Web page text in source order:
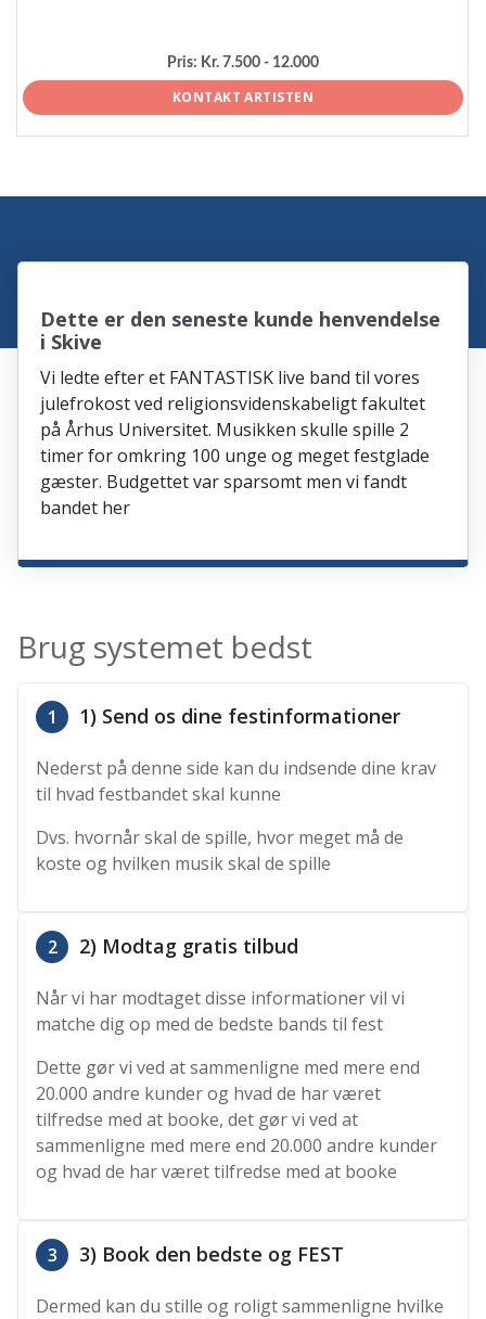
Pris: Kr. 7.500 - 12.000
KONTAKT ARTISTEN
Dette er den seneste kunde henvendelse
i Skive
Vi ledte efter et FANTASTISK live band til vores
julefrokost ved religionsvidenskabeligt fakultet
på Århus Universitet. Musikken skulle spille 2
timer for omkring 100 unge og meget festglade
gæster. Budgettet var sparsomt men vi fandt
bandet her
Brug systemet bedst
1 1) Send os dine festinformationer
Nederst på denne side kan du indsende dine krav
til hvad festbandet skal kunne
Dvs. hvornår skal de spille, hvor meget må de
koste og hvilken musik skal de spille
2 2) Modtag gratis tilbud
Når vi har modtaget disse informationer vil vi
matche dig op med de bedste bands til fest
Dette gør vi ved at sammenligne med mere end
20.000 andre kunder og hvad de har været
tilfredse med at booke, det gør vi ved at
sammenligne med mere end 20.000 andre kunder
og hvad de har været tilfredse med at booke
3 3) Book den bedste og FEST
Dermed kan du stille og roligt sammenligne hvilke